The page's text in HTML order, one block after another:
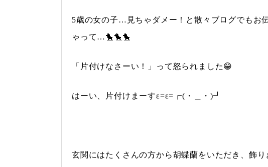
5歳の女の子…見ちゃダメー！と散々ブログでもお
ゃって…🐤🐤🐤
「片付けなさーい！」って怒られました😁
はーい、片付けまーすε=ε=┏(・＿・)┛
玄関にはたくさんの方から胡蝶蘭をいただき、飾